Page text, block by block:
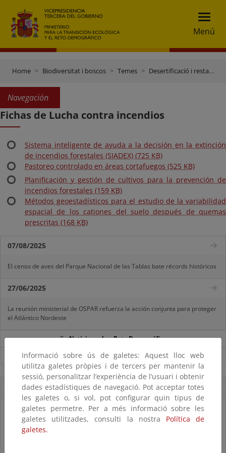
Menú
Home Biodiversitat i boscos Temes Desertificació i restauració forestal
Navegación
Fichas de Lucha contra incendios
Sistema inteligente de ayuda a la decisión en la extinción
de incendios forestales (SIADEX) (725 KB)
Pastoreo controlado en áreas cortafuegos (525 KB)
Planificación y gestión de cultivos para la prevención de
incendios forestales (159 KB)
Métodos geoestadísticos para el estudio de la variabilidad
espacial de los cationes del suelo después de quemas
prescritas (168 KB)
07/08/2025
El censo de aves del Parque Nacional de las Tablas bate récords históricos
27/06/2025
La reunión ministerial de OSPAR refuerza la acción conjunta para proteger
el Atlántico Nordeste
Noticias sobre Reto Demográfico
Ver todas las noticias
Accesos directos
Informació sobre ús de galetes: Aquest lloc web
utilitza galetes pròpies i de tercers per mantenir la
sessió, personalitzar l’experiència de l’usuari i obtenir
dades estadístiques de navegació. Pot acceptar totes
les galetes o, si vol, pot configurar quin tipus de
galetes permetre. Per a més informació sobre les
galetes utilitzades, consulti la nostra Política de
galetes.